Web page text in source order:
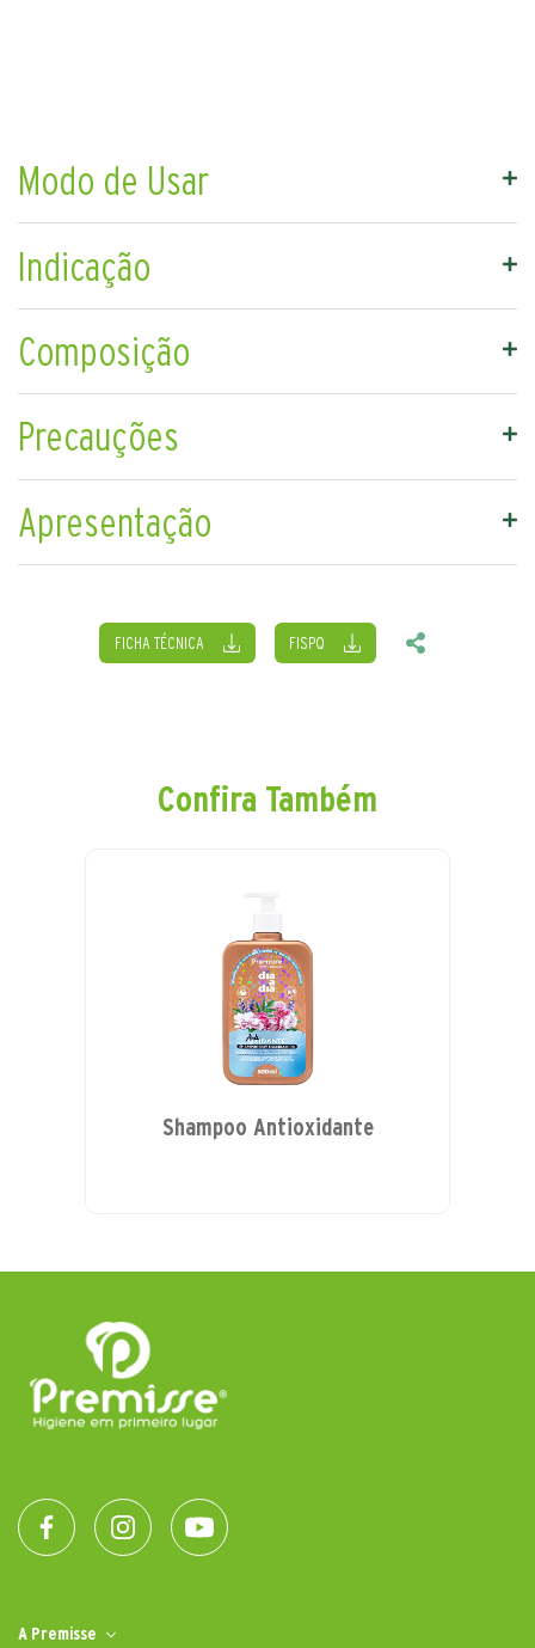
Modo de Usar
Indicação
Composição
Precauções
Apresentação
FICHA TÉCNICA FISPQ
Confira Também
Shampoo Antioxidante
A Premisse